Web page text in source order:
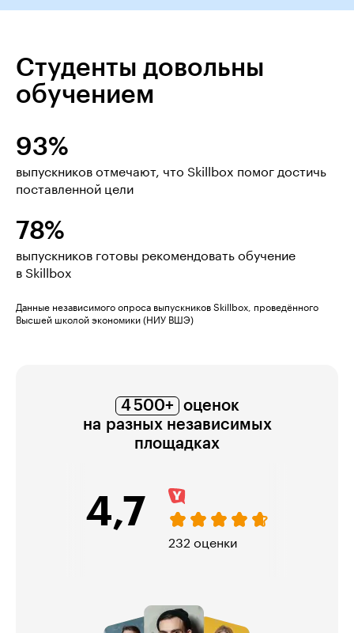
Студенты довольны
обучением
93%
выпускников отмечают, что Skillbox помог достичь
поставленной цели
78%
выпускников готовы рекомендовать обучение
в Skillbox
Данные независимого опроса выпускников Skillbox, проведённого
Высшей школой экономики (НИУ ВШЭ)
4 500+
оценок
на разных независимых
площадках